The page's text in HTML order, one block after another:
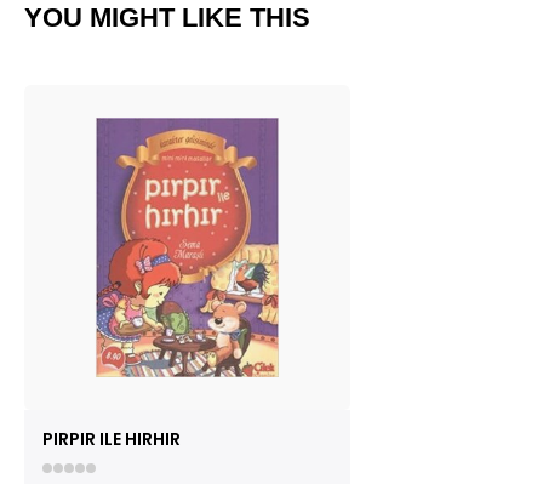
YOU MIGHT LIKE THIS
PIRPIR ILE HIRHIR